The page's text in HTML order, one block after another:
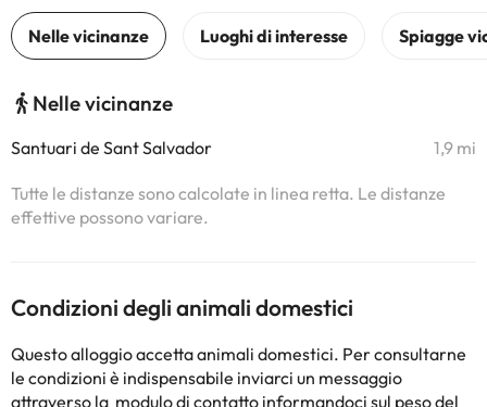
Nelle vicinanze
Santuari de Sant Salvador 1,9 mi
Tutte le distanze sono calcolate in linea retta. Le distanze
effettive possono variare.
Condizioni degli animali domestici
Questo alloggio accetta animali domestici. Per consultarne
le condizioni è indispensabile inviarci un messaggio
attraverso la modulo di contatto informandoci sul peso del